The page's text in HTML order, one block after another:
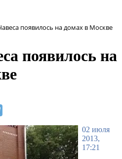
появилось на домах в Москве
появилось на
02 июля
2013,
17:21